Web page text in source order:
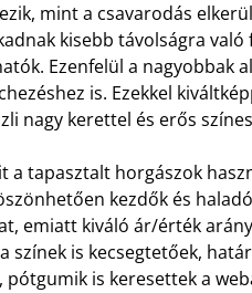
mint a csavarodás
kisebb távolságra
Ezenfelül a nagyobbak
is. Ezekkel
nagy kerettel és erős
a tapasztalt horgászok
kezdők és
emiatt kiváló ár/érték
színek is kecsegtetőek,
is keresettek a